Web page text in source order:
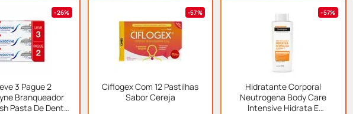
26%
3 Pague 2
Branqueador
Pasta De Dente
57%
Ciflogex Com 12 Pastilhas
Sabor Cereja
57%
Hidratante Corporal
Neutrogena Body Care
Intensive Hidrata E